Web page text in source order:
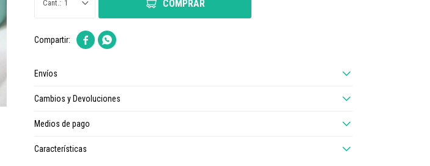
1 COMPRAR
 
Envíos
Cambios y Devoluciones
Medios de pago
Características